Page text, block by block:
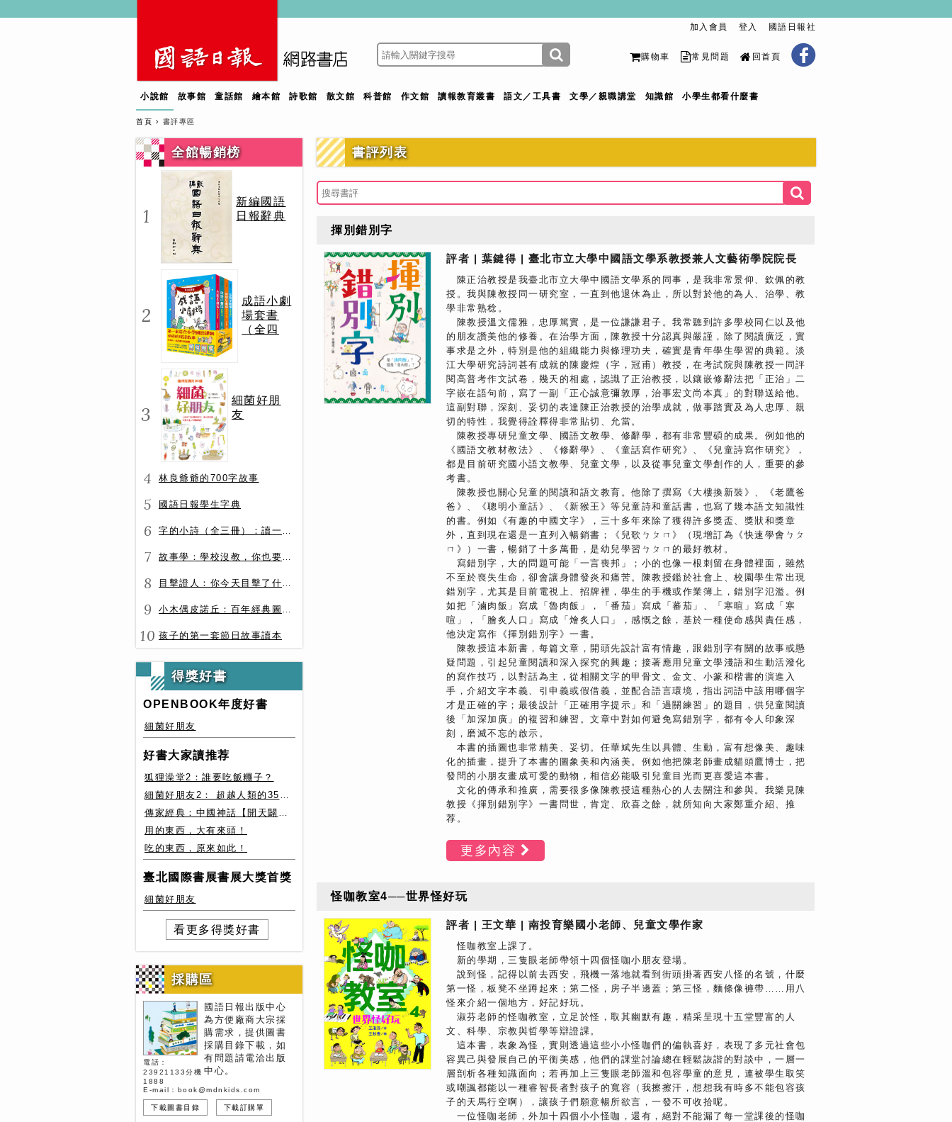
加入會員 登入 國語日報社
購物車 常見問題 回首頁
小說館 故事館 童話館 繪本館 詩歌館 散文館 科普館 作文館 讀報教育叢書 語文／工具書 文學／親職講堂 知識館 小學生都看什麼書
首頁 書評專區
全館暢銷榜
1
新編國語
日報辭典
2
成語小劇
場套書
（全四
3
細菌好朋
友
4 林良爺爺的700字故事
5 國語日報學生字典
6 字的小詩（全三冊）：讀一首詩，交一個字朋友（字字小宇宙+字字看心情+字字有意思）
7 故事學：學校沒教，你也要會的表達力
8 目擊證人：你今天目擊了什麼？
9 小木偶皮諾丘：百年經典圖文全譯版
10 孩子的第一套節日故事讀本
得獎好書
OPENBOOK年度好書
細菌好朋友
好書大家讀推荐
狐狸澡堂2：誰要吃飯糰子？
細菌好朋友2： 超越人類的35種細菌生存絕技
傳家經典：中國神話【開天闢地篇】盤古、女媧還有奇珍異獸
用的東西，大有來頭！
吃的東西，原來如此！
臺北國際書展書展大獎首獎
細菌好朋友
看更多得獎好書
採購區
國語日報出版中心
為方便廠商大宗採
購需求，提供圖書
採購目錄下載，如
有問題請電洽出版
中心。
電話：
23921133分機
1888
E-mail：book@mdnkids.com
下載圖書目錄 下載訂購單
書評列表
揮別錯別字
評者 | 葉鍵得 | 臺北市立大學中國語文學系教授兼人文藝術學院院長
陳正治教授是我臺北市立大學中國語文學系的同事，是我非常景仰、欽佩的教
授。我與陳教授同一研究室，一直到他退休為止，所以對於他的為人、治學、教
學非常熟稔。
陳教授溫文儒雅，忠厚篤實，是一位謙謙君子。我常聽到許多學校同仁以及他
的朋友讚美他的修養。在治學方面，陳教授十分認真與嚴謹，除了閱讀廣泛，實
事求是之外，特別是他的組織能力與條理功夫，確實是青年學生學習的典範。淡
江大學研究詩詞甚有成就的陳慶煌（字，冠甫）教授，在考試院與陳教授一同評
閱高普考作文試卷，幾天的相處，認識了正治教授，以鑲嵌修辭法把「正治」二
字嵌在語句前，寫了一副「正心誠意彌敦厚，治事宏文尚本真」的對聯送給他。
這副對聯，深刻、妥切的表達陳正治教授的治學成就，做事踏實及為人忠厚、親
切的特性，我覺得詮釋得非常貼切、允當。
陳教授專研兒童文學、國語文教學、修辭學，都有非常豐碩的成果。例如他的
《國語文教材教法》、《修辭學》、《童話寫作研究》、《兒童詩寫作研究》，
都是目前研究國小語文教學、兒童文學，以及從事兒童文學創作的人，重要的參
考書。
陳教授也關心兒童的閱讀和語文教育。他除了撰寫《大樓換新裝》、《老鷹爸
爸》、《聰明小童話》、《新猴王》等兒童詩和童話書，也寫了幾本語文知識性
的書。例如《有趣的中國文字》，三十多年來除了獲得許多獎盃、獎狀和獎章
外，直到現在還是一直列入暢銷書；《兒歌ㄅㄆㄇ》（現增訂為《快速學會ㄅㄆ
ㄇ》）一書，暢銷了十多萬冊，是幼兒學習ㄅㄆㄇ的最好教材。
寫錯別字，大的問題可能「一言喪邦」；小的也像一根刺留在身體裡面，雖然
不至於喪失生命，卻會讓身體發炎和痛苦。陳教授鑑於社會上、校園學生常出現
錯別字，尤其是目前電視上、招牌裡，學生的手機或作業簿上，錯別字氾濫。例
如把「滷肉飯」寫成「魯肉飯」，「番茄」寫成「蕃茄」、「寒暄」寫成「寒
喧」，「膾炙人口」寫成「燴炙人口」，感慨之餘，基於一種使命感與責任感，
他決定寫作《揮別錯別字》一書。
陳教授這本新書，每篇文章，開頭先設計富有情趣，跟錯別字有關的故事或懸
疑問題，引起兒童閱讀和深入探究的興趣；接著應用兒童文學淺語和生動活潑化
的寫作技巧，以對話為主，從相關文字的甲骨文、金文、小篆和楷書的演進入
手，介紹文字本義、引申義或假借義，並配合語言環境，指出詞語中該用哪個字
才是正確的字；最後設計「正確用字提示」和「過關練習」的題目，供兒童閱讀
後「加深加廣」的複習和練習。文章中對如何避免寫錯別字，都有令人印象深
刻，磨滅不忘的啟示。
本書的插圖也非常精美、妥切。任華斌先生以具體、生動，富有想像美、趣味
化的插畫，提升了本書的圖象美和內涵美。例如他把陳老師畫成貓頭鷹博士，把
發問的小朋友畫成可愛的動物，相信必能吸引兒童目光而更喜愛這本書。
文化的傳承和推廣，需要很多像陳教授這種熱心的人去關注和參與。我樂見陳
教授《揮別錯別字》一書問世，肯定、欣喜之餘，就所知向大家鄭重介紹、推
荐。
更多內容
怪咖教室4──世界怪好玩
評者 | 王文華 | 南投育樂國小老師、兒童文學作家
怪咖教室上課了。
新的學期，三隻眼老師帶領十四個怪咖小朋友登場。
說到怪，記得以前去西安，飛機一落地就看到街頭掛著西安八怪的名號，什麼
第一怪，板凳不坐蹲起來；第二怪，房子半邊蓋；第三怪，麵條像褲帶……用八
怪來介紹一個地方，好記好玩。
淑芬老師的怪咖教室，立足於怪，取其幽默有趣，精采呈現十五堂豐富的人
文、科學、宗教與哲學等辯證課。
這本書，表象為怪，實則透過這些小小怪咖們的偏執喜好，表現了多元社會包
容異己與發展自己的平衡美感，他們的課堂討論總在輕鬆詼諧的對談中，一層一
層剖析各種知識面向；若再加上三隻眼老師溫和包容學童的意見，連被學生取笑
或嘲諷都能以一種睿智長者對孩子的寬容（我擦擦汗，想想我有時多不能包容孩
子的天馬行空啊），讓孩子們願意暢所欲言，一發不可收拾呢。
一位怪咖老師，外加十四個小小怪咖，還有，絕對不能漏了每一堂課後的怪咖